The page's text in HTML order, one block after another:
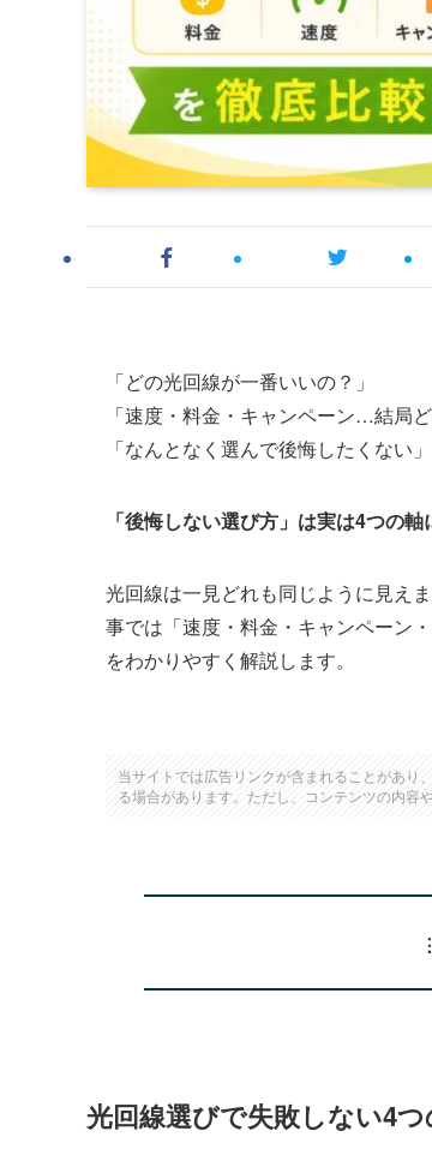
「どの光回線が一番いいの？」
「速度・料金・キャンペーン…結局
「なんとなく選んで後悔したくない」
「後悔しない選び方」は実は4つの軸
光回線は一見どれも同じように見え
事では「速度・料金・キャンペーン
をわかりやすく解説します。
当サイトでは広告リンクが含まれることがあり
る場合があります。ただし、コンテンツの内容
光回線選びで失敗しない4